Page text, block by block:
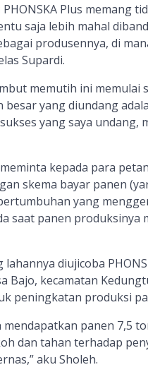
Plus memang
saja lebih mahal
produsennya, di
Supardi.
memutih ini memulai
besar yang diundang
yang saya
kepada para
skema bayar panen
yang
saat panen produksinya
diujicoba
Bajo, kecamatan
peningkatan produksi
mendapatkan panen 7,5
dan tahan terhadap
aku Sholeh.